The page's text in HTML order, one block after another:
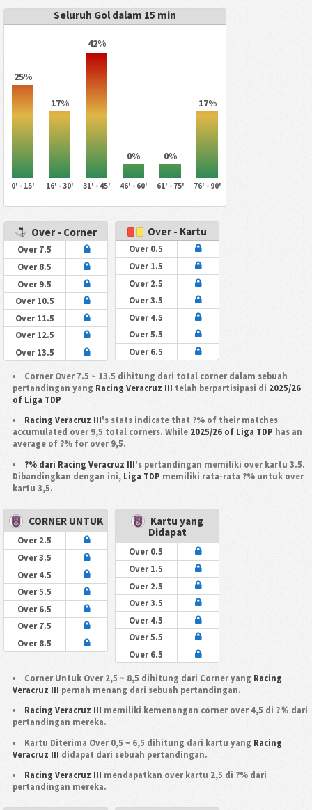
Seluruh Gol dalam 15 min
25%
17%
42%
0% 0%
17%
0' - 15' 16' - 30' 31' - 45' 46' - 60' 61' - 75' 76' - 90'
Over - Corner
Over 7.5
Over 8.5
Over 9.5
Over 10.5
Over 11.5
Over 12.5
Over 13.5
Over - Kartu
Over 0.5
Over 1.5
Over 2.5
Over 3.5
Over 4.5
Over 5.5
Over 6.5
Corner Over 7.5 ~ 13.5 dihitung dari total corner dalam sebuah
pertandingan yang Racing Veracruz III telah berpartisipasi di 2025/26
of Liga TDP
Racing Veracruz III's stats indicate that ?% of their matches
accumulated over 9,5 total corners. While 2025/26 of Liga TDP has an
average of ?% for over 9,5.
?% dari Racing Veracruz III's pertandingan memiliki over kartu 3.5.
Dibandingkan dengan ini, Liga TDP memiliki rata-rata ?% untuk over
kartu 3,5.
CORNER UNTUK
Over 2.5
Over 3.5
Over 4.5
Over 5.5
Over 6.5
Over 7.5
Over 8.5
Kartu yang
Didapat
Over 0.5
Over 1.5
Over 2.5
Over 3.5
Over 4.5
Over 5.5
Over 6.5
Corner Untuk Over 2,5 ~ 8,5 dihitung dari Corner yang Racing
Veracruz III pernah menang dari sebuah pertandingan.
Racing Veracruz III memiliki kemenangan corner over 4,5 di ?％ dari
pertandingan mereka.
Kartu Diterima Over 0,5 ~ 6,5 dihitung dari kartu yang Racing
Veracruz III didapat dari sebuah pertandingan.
Racing Veracruz III mendapatkan over kartu 2,5 di ?% dari
pertandingan mereka.